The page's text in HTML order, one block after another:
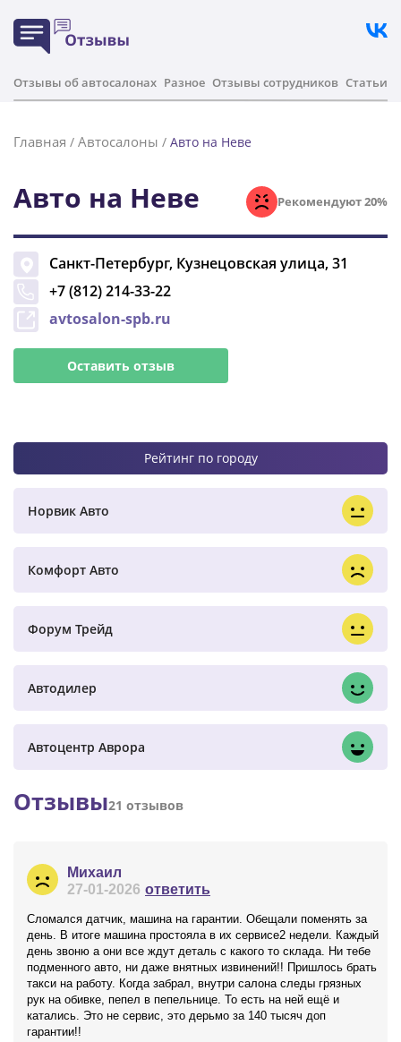
Отзывы об автосалонах Разное Отзывы сотрудников Статьи
Главная / Автосалоны / Авто на Неве
Авто на Неве Рекомендуют 20%
Санкт-Петербург, Кузнецовская улица, 31
+7 (812) 214-33-22
avtosalon-spb.ru
Оставить отзыв
Рейтинг по городу
Норвик Авто
Комфорт Авто
Форум Трейд
Автодилер
Автоцентр Аврора
Отзывы21 отзывов
Михаил
27-01-2026 ответить
Сломался датчик, машина на гарантии. Обещали поменять за
день. В итоге машина простояла в их сервисе2 недели. Каждый
день звоню а они все ждут деталь с какого то склада. Ни тебе
подменного авто, ни даже внятных извинений!! Пришлось брать
такси на работу. Когда забрал, внутри салона следы грязных
рук на обивке, пепел в пепельнице. То есть на ней ещё и
катались. Это не сервис, это дерьмо за 140 тысяч доп
гарантии!!